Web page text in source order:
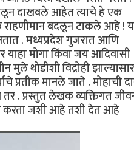
दाखवले आहेत त्याचे हे एक
राहणीमान बदलून टाकले आहे !
. मध्यप्रदेश गुजरात आणि
याहा मोगा किंवा जय आदिवासी
थोडीशी विद्रोही
प्रतीक मानले जाते . मोहाची
. प्रस्तुत लेखक व्यक्तिगत
करता जशी आहे तशी देत आहे